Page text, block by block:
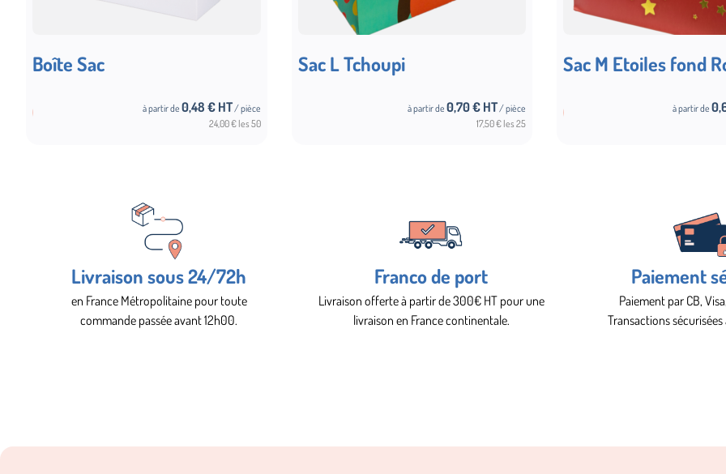
Boîte Sac
à partir de 0,48 € HT/ pièce
24,00 € les 50
Sac L Tchoupi
Choix des options à partir de 0,70€ HT/ pièce
17,50 € les 25
Sac M Etoiles fond
Choix des options à partir de
Livraison sous 24/72h
en France Métropolitaine pour toute
commande passée avant 12h00.
Franco de port
Livraison offerte à partir de 300€ HT pour une
livraison en France continentale.
Paiement
Paiement par CB,
Transactions